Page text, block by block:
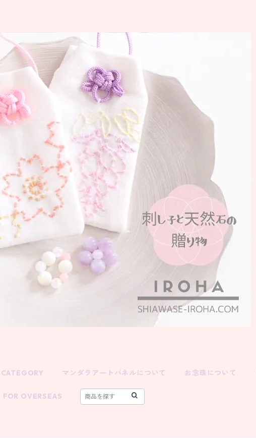
CATEGORY マンダラアートパネルについて お念珠について
FOR OVERSEAS